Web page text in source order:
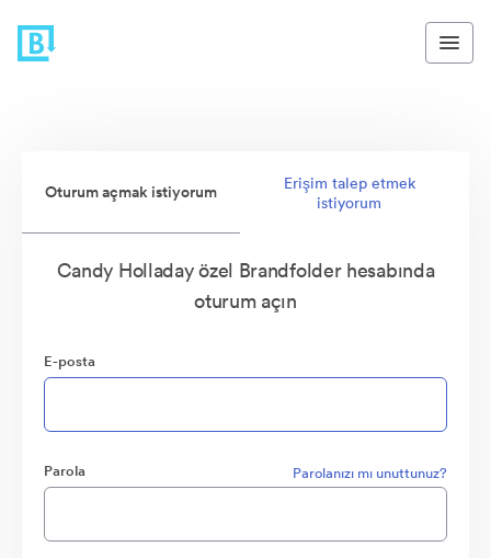
Oturum açmak istiyorum
Erişim talep etmek
istiyorum
Candy Holladay özel Brandfolder hesabında
oturum açın
E-posta
Parola Parolanızı mı unuttunuz?